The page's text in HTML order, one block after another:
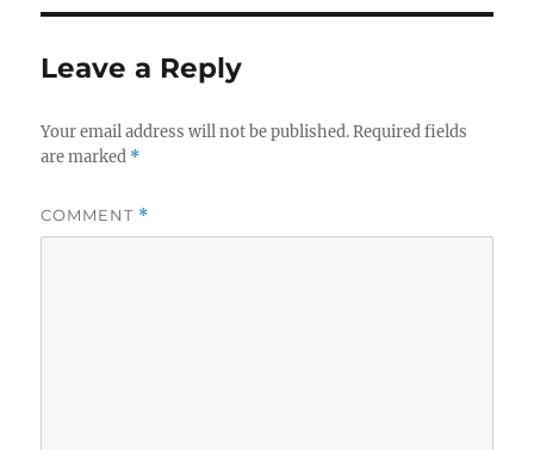
Leave a Reply
Your email address will not be published. Required fields
are marked *
COMMENT *